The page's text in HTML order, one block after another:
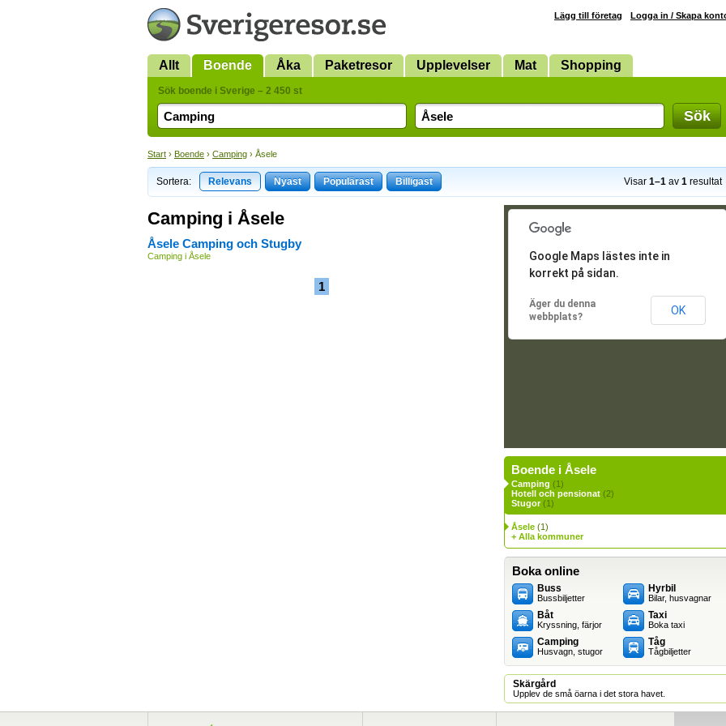
Lägg till företag Logga in / Skapa
Allt Boende Åka Paketresor Upplevelser Mat Shopping
Sök boende i Sverige – 2 450 st
Sök
Start › Boende › Camping › Åsele
Sortera: Relevans Nyast Populärast Billigast Visar 1–1 av 1 resultat
Camping i Åsele
Åsele Camping och Stugby
Camping i Åsele
1
Google Maps lästes inte in
korrekt på sidan.
Äger du denna
webbplats?
OK
Boende i Åsele
Camping (1)
Hotell och pensionat (2)
Stugor(1)
Åsele (1)
+ Alla kommuner
Boka online
Buss
Bussbiljetter
Båt
Kryssning, färjor
Camping
Husvagn, stugor
Hyrbil
Bilar, husvagnar
Taxi
Boka taxi
Tåg
Tågbiljetter
Skärgård
Upplev de små öarna i det stora havet.